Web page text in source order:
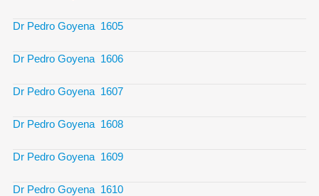
Dr Pedro Goyena 1605
Dr Pedro Goyena 1606
Dr Pedro Goyena 1607
Dr Pedro Goyena 1608
Dr Pedro Goyena 1609
Dr Pedro Goyena 1610